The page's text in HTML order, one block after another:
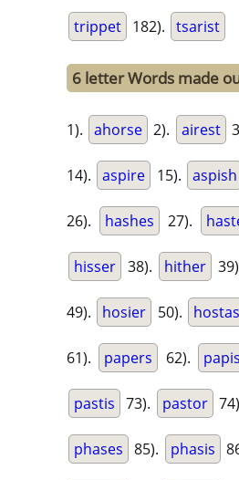
trippet 182). tsarist
6 letter Words made
1). ahorse 2). airest
14). aspire 15). aspish
26). hashes 27).
hisser 38). hither
49). hosier 50). hostas
61). papers 62).
pastis 73). pastor
phases 85). phasis